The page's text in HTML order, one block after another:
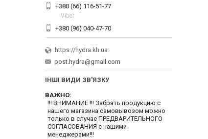
+380 (66) 116-51-77
Viber
+380 (96) 040-47-70
https://hydra.kh.ua
post.hydra@gmail.com
ІНШІ ВИДИ ЗВ'ЯЗКУ
ВАЖНО
!!! ВНИМАНИЕ !!! Забрать продукцию с
нашего магазина самовывозом можно
только в случае ПРЕДВАРИТЕЛЬНОГО
СОГЛАСОВАНИЯ с нашими
менеджерами!!!